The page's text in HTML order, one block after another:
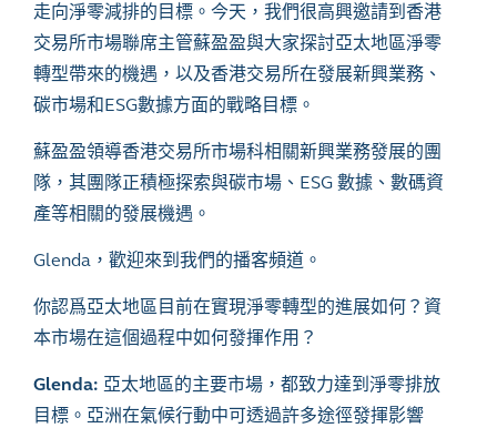
走向淨零減排的目標。今天，我們很高興邀請到香港
交易所市場聯席主管蘇盈盈與大家探討亞太地區淨零
轉型帶來的機遇，以及香港交易所在發展新興業務、
碳市場和ESG數據方面的戰略目標。
蘇盈盈領導香港交易所市場科相關新興業務發展的團
隊，其團隊正積極探索與碳市場、 ESG 數據、數碼資
產等相關的發展機遇。
Glenda ，歡迎來到我們的播客頻道。
你認爲亞太地區目前在實現淨零轉型的進展如何？資
本市場在這個過程中如何發揮作用？
Glenda: 亞太地區的主要市場，都致力達到淨零排放
目標。亞洲在氣候行動中可透過許多途徑發揮影響